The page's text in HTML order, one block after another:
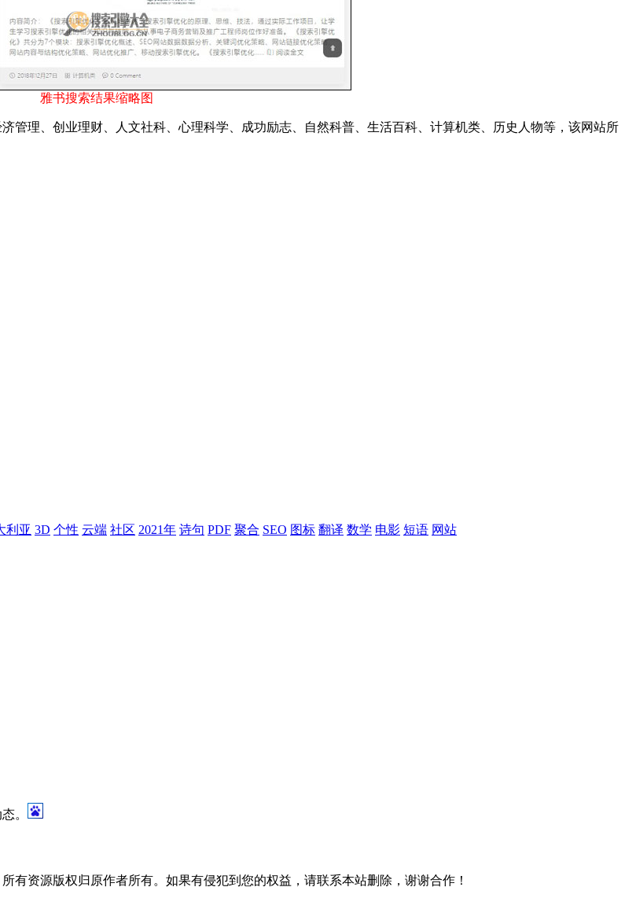
雅书搜索结果缩略图
理、创业理财、人文社科、心理科学、成功励志、自然科普、生活百科、计算机类、历史人物等，该网站所
利亚 3D 个性 云端 社区 2021年 诗句 PDF 聚合 SEO 图标 翻译 数学 电影 短语 网站
。
资源版权归原作者所有。如果有侵犯到您的权益，请联系本站删除，谢谢合作！